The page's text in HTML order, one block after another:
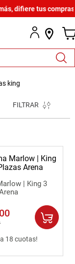
difiere tus compras
king
FILTRAR
| King 3
00
18 cuotas!